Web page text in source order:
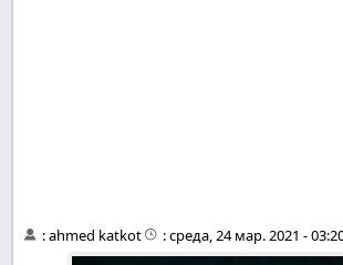
:ahmed katkot :среда, 24 мар. 2021 -